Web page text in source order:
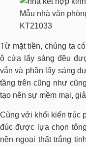
Mẫu nhà văn
KT21033
Từ mặt tiền, chúng ta
ô cửa lấy sáng đều
vắn và phần lấy sáng
tầng trên cũng như
tạo nên sự mềm mại,
Cùng với khối kiến trúc
đúc được lựa chọn
nền ngoại thất trắng